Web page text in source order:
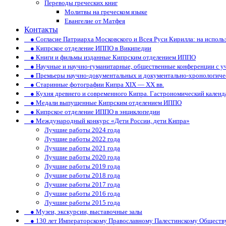
Переводы греческих книг
Молитвы на греческом языке
Евангелие от Матфея
Контакты
● Согласие Патриарха Московского и Всея Руси Кирилла: на
● Кипрское отделение ИППО в Википедии
● Книги и фильмы изданные Кипрским отделением ИППО
● Научные и научно-гуманитарные, общественные конференции c
● Премьеры научно-документальных и документально-
● Старинные фотографии Кипра XIX — XX вв.
● Кухня древнего и современного Кипра. Гастрономический
● Медали выпущенные Кипрским отделением ИППО
● Кипрское отделение ИППО в энциклопедии
● Международный конкурс «Дети России, дети Кипра»
Лучшие работы 2024 года
Лучшие работы 2022 года
Лучшие работы 2021 года
Лучшие работы 2020 года
Лучшие работы 2019 года
Лучшие работы 2018 года
Лучшие работы 2017 года
Лучшие работы 2016 года
Лучшие работы 2015 года
● Музеи, экскурсии, выставочные залы
● 130 лет Императорскому Православному Палестинскому